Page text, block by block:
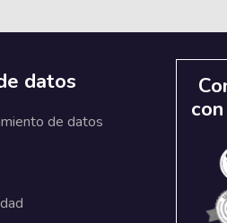
datos
de datos